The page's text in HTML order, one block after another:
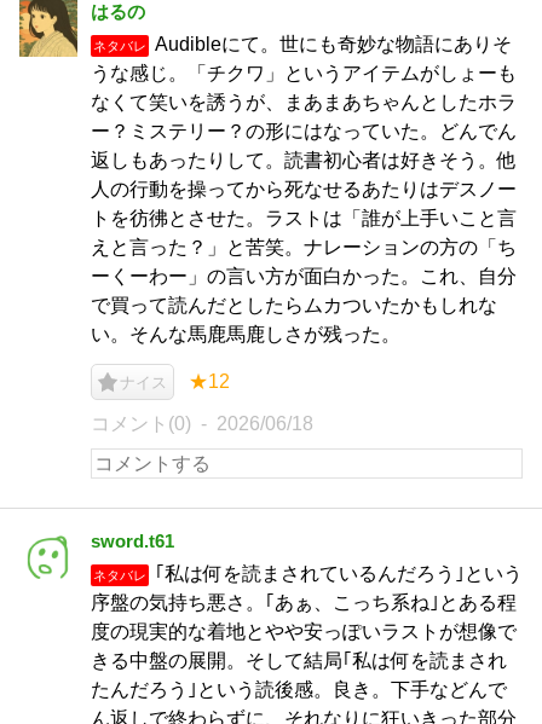
はるの
ネタバレ
Audibleにて。世にも奇妙な物語にありそ
うな感じ。「チクワ」というアイテムがしょーも
なくて笑いを誘うが、まあまあちゃんとしたホラ
ー？ミステリー？の形にはなっていた。どんでん
返しもあったりして。読書初心者は好きそう。他
人の行動を操ってから死なせるあたりはデスノー
トを彷彿とさせた。ラストは「誰が上手いこと言
えと言った？」と苦笑。ナレーションの方の「ち
ーくーわー」の言い方が面白かった。これ、自分
で買って読んだとしたらムカついたかもしれな
い。そんな馬鹿馬鹿しさが残った。
ナイス ★12
コメント(0) 2026/06/18
sword.t61
ネタバレ
｢私は何を読まされているんだろう｣という
序盤の気持ち悪さ。｢あぁ、こっち系ね｣とある程
度の現実的な着地とやや安っぽいラストが想像で
きる中盤の展開。そして結局｢私は何を読まされ
たんだろう｣という読後感。良き。下手などんで
ん返しで終わらずに、それなりに狂いきった部分